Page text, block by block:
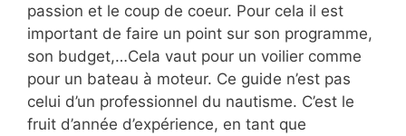
passion et le coup de coeur. Pour cela il est
important de faire un point sur son programme,
son budget,…Cela vaut pour un voilier comme
pour un bateau à moteur. Ce guide n’est pas
celui d’un professionnel du nautisme. C’est le
fruit d’année d’expérience, en tant que